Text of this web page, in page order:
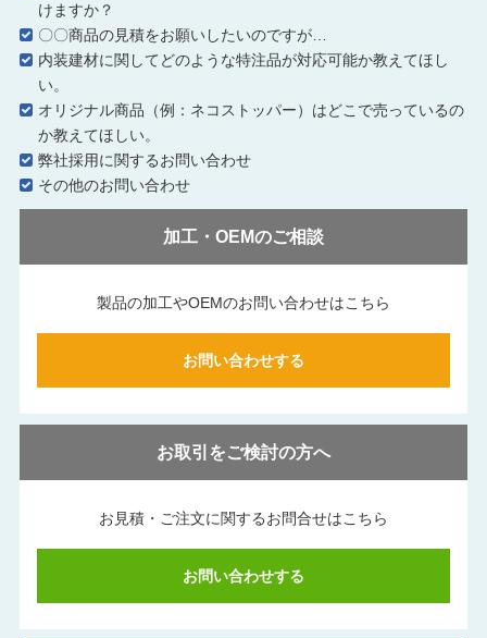
けますか？
〇〇商品の見積をお願いしたいのですが…
内装建材に関してどのような特注品が対応可能か教えてほし
い。
オリジナル商品（例：ネコストッパー）はどこで売っているの
か教えてほしい。
弊社採用に関するお問い合わせ
その他のお問い合わせ
加工・OEMのご相談
製品の加工やOEMのお問い合わせはこちら
お問い合わせする
お取引をご検討の方へ
お見積・ご注文に関するお問合せはこちら
お問い合わせする